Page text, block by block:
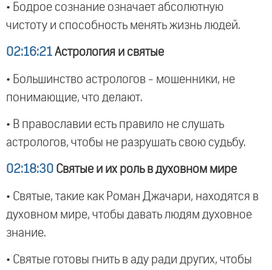
• Бодрое сознание означает абсолютную
чистоту и способность менять жизнь людей.
02:16:21 Астрология и святые
• Большинство астрологов - мошенники, не
понимающие, что делают.
• В православии есть правило не слушать
астрологов, чтобы не разрушать свою судьбу.
02:18:30 Святые и их роль в духовном мире
• Святые, такие как Роман Джачари, находятся в
духовном мире, чтобы давать людям духовное
знание.
• Святые готовы гнить в аду ради других, чтобы